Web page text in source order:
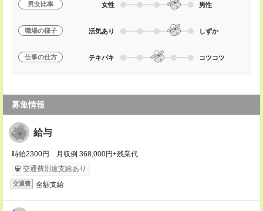
男女比率 女性 男性
職場の様子 活気あり しずか
仕事の仕方 テキパキ コツコツ
募集情報
給与
時給2300円 月収例 368,000円+残業代
交通費別途支給あり
交通費 全額支給